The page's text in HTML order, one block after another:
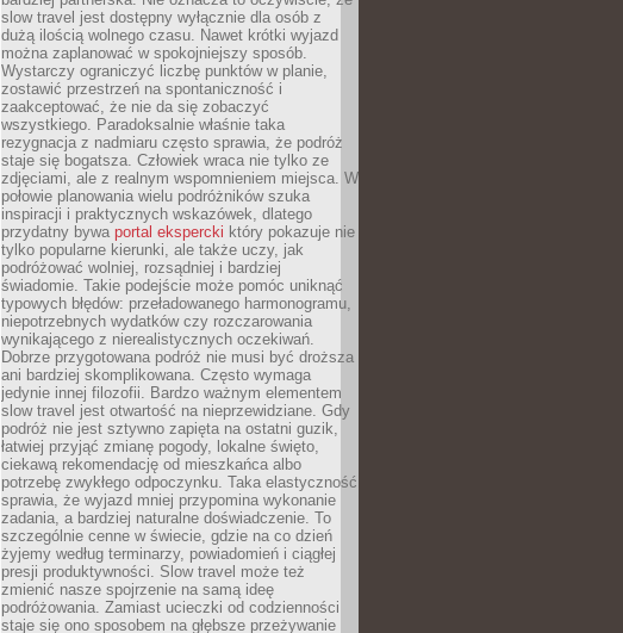
slow travel jest dostępny wyłącznie dla osób z
dużą ilością wolnego czasu. Nawet krótki wyjazd
można zaplanować w spokojniejszy sposób.
Wystarczy ograniczyć liczbę punktów w planie,
zostawić przestrzeń na spontaniczność i
zaakceptować, że nie da się zobaczyć
wszystkiego. Paradoksalnie właśnie taka
rezygnacja z nadmiaru często sprawia, że podróż
staje się bogatsza. Człowiek wraca nie tylko ze
zdjęciami, ale z realnym wspomnieniem miejsca. W
połowie planowania wielu podróżników szuka
inspiracji i praktycznych wskazówek, dlatego
przydatny bywa portal ekspercki który pokazuje nie
tylko popularne kierunki, ale także uczy, jak
podróżować wolniej, rozsądniej i bardziej
świadomie. Takie podejście może pomóc uniknąć
typowych błędów: przeładowanego harmonogramu,
niepotrzebnych wydatków czy rozczarowania
wynikającego z nierealistycznych oczekiwań.
Dobrze przygotowana podróż nie musi być droższa
ani bardziej skomplikowana. Często wymaga
jedynie innej filozofii. Bardzo ważnym elementem
slow travel jest otwartość na nieprzewidziane. Gdy
podróż nie jest sztywno zapięta na ostatni guzik,
łatwiej przyjąć zmianę pogody, lokalne święto,
ciekawą rekomendację od mieszkańca albo
potrzebę zwykłego odpoczynku. Taka elastyczność
sprawia, że wyjazd mniej przypomina wykonanie
zadania, a bardziej naturalne doświadczenie. To
szczególnie cenne w świecie, gdzie na co dzień
żyjemy według terminarzy, powiadomień i ciągłej
presji produktywności. Slow travel może też
zmienić nasze spojrzenie na samą ideę
podróżowania. Zamiast ucieczki od codzienności
staje się ono sposobem na głębsze przeżywanie